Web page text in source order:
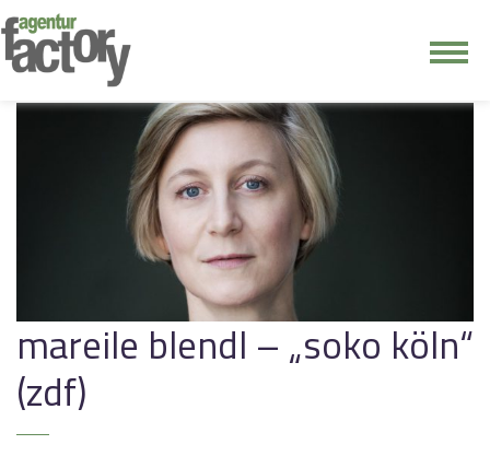
kontakt
mareile blendl – „soko köln“
(zdf)